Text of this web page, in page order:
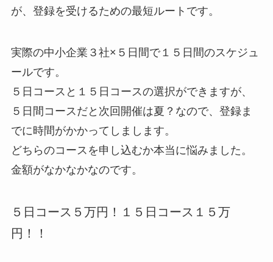
が、登録を受けるための最短ルートです。
実際の中小企業３社×５日間で１５日間のスケジュ
ールです。
５日コースと１５日コースの選択ができますが、
５日間コースだと次回開催は夏？なので、登録ま
でに時間がかかってしまします。
どちらのコースを申し込むか本当に悩みました。
金額がなかなかなのです。
５日コース５万円！１５日コース１５万
円！！